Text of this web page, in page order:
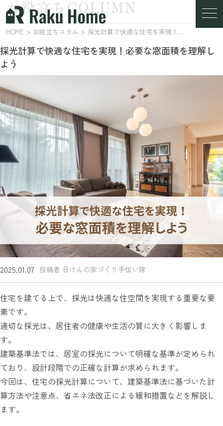
お役立ちコラム
お役立ちCOLUMN
HOME お役立ちコラム 採光計算で快適な住宅を実現！必要な窓面積を理解しよう
採光計算で快適な住宅を実現！必要な窓面積を理解し
よう
2025.01.07 投稿者 日けんの家づくり手伝い隊
住宅を建てる上で、採光は快適な住空間を実現する重要な要
素です。
適切な採光は、居住者の健康や生活の質に大きく影響しま
す。
建築基準法では、居室の採光について明確な基準が定められ
ており、設計段階での正確な計算が求められます。
今回は、住宅の採光計算について、建築基準法に基づいた計
算方法や注意点、省エネ法改正による緩和措置などを解説し
ます。